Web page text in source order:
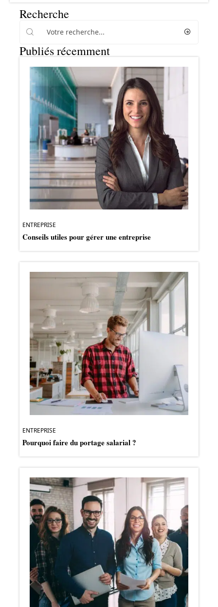
Recherche
Publiés récemment
ENTREPRISE
Conseils utiles pour gérer une entreprise
ENTREPRISE
Pourquoi faire du portage salarial ?